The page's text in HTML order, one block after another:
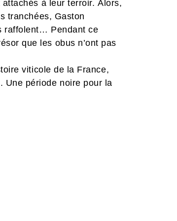
à leur terroir. Alors,
tranchées, Gaston
raffolent… Pendant ce
que les obus n’ont pas
viticole de la France,
Une période noire pour la
cépages et nous rappelle